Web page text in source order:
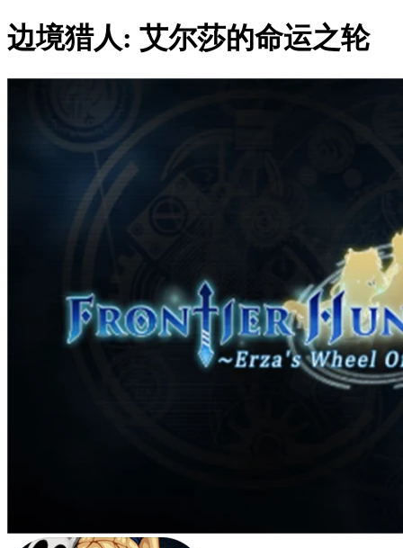
边境猎人: 艾尔莎的命运之轮